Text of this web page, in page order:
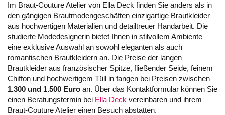
Im Braut-Couture Atelier von Ella Deck finden Sie anders als in
den gängigen Brautmodengeschäften einzigartige Brautkleider
aus hochwertigen Materialien und detailtreuer Handarbeit. Die
studierte Modedesignerin bietet Ihnen in stilvollem Ambiente
eine exklusive Auswahl an sowohl eleganten als auch
romantischen Brautkleidern an. Die Preise der langen
Brautkleider aus französischer Spitze, fließender Seide, feinem
Chiffon und hochwertigem Tüll in fangen bei Preisen zwischen
1.300 und 1.500 Euro an. Über das Kontaktformular können Sie
einen Beratungstermin bei Ella Deck vereinbaren und ihrem
Braut-Couture Atelier einen Besuch abstatten.